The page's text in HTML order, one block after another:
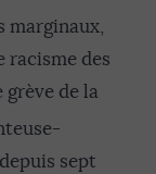
marginaux,
racisme des
de la
sept